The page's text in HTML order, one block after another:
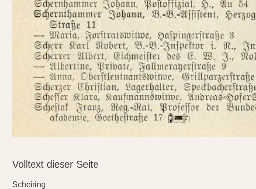
Volltext dieser Seite
Scheiring